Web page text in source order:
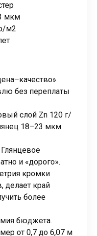
мкм
м2
без переплаты
слой Zn 120 г/
18–23 мкм
и «дорого».
кромки
делает край
более
бюджета.
от 0,7 до 6,07 м